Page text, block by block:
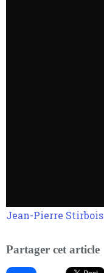
Jean-Pierre Stirbois
Partager cet article